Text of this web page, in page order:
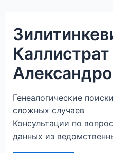
содержимому
Каллистрат
Генеалогические
сложных случаев
Консультации по
данных из